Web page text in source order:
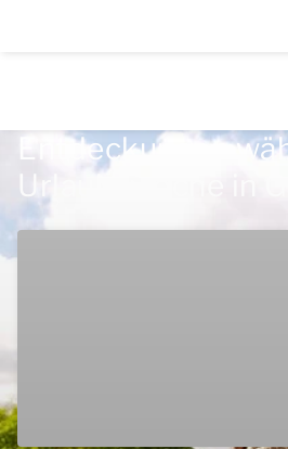
Entdeckungen
Urlaubswoche in